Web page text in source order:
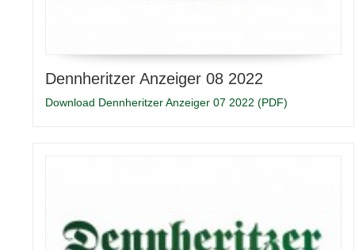
Dennheritzer Anzeiger 08 2022
Download Dennheritzer Anzeiger 07 2022 (PDF)